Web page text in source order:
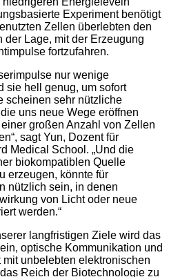
Experiment benötigt
Zellen überlebten den
der Lage, mit der Erzeugung
fortzufahren.
nur wenige
sie hell genug, um sofort
scheinen sehr nützliche
uns neue Wege eröffnen
großen Anzahl von Zellen
sagt Yun, Dozent für
Medical School. „Und die
biokompatiblen Quelle
erzeugen, könnte für
nützlich sein, in denen
von Licht oder neue
werden.“
langfristigen Ziele wird das
optische Kommunikation und
unbelebten elektronischen
Reich der Biotechnologie zu